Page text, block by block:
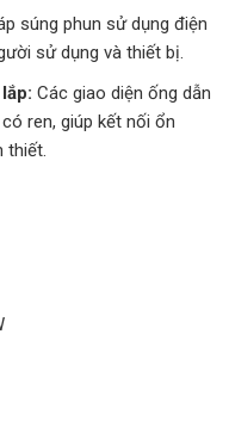
súng phun sử dụng điện
sử dụng và thiết bị.
Các giao diện ống dẫn
ren, giúp kết nối ổn
thiết.